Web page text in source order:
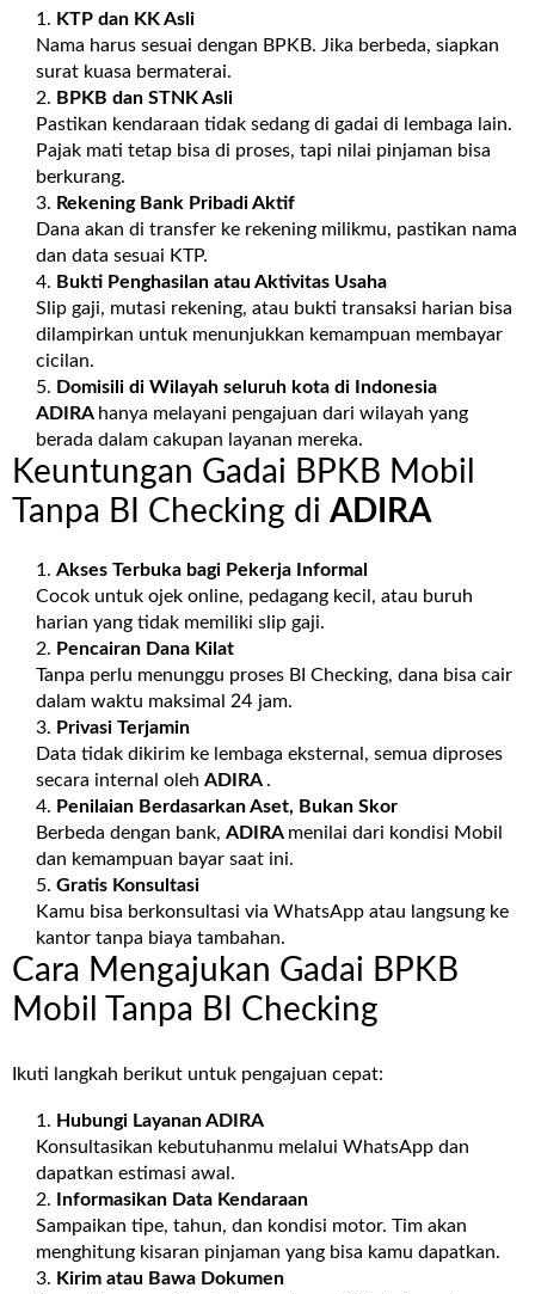
KTP dan KK Asli
Nama harus sesuai dengan BPKB. Jika berbeda, siapkan
surat kuasa bermaterai.
BPKB dan STNK Asli
Pastikan kendaraan tidak sedang di gadai di lembaga lain.
Pajak mati tetap bisa di proses, tapi nilai pinjaman bisa
berkurang.
Rekening Bank Pribadi Aktif
Dana akan di transfer ke rekening milikmu, pastikan nama
dan data sesuai KTP.
Bukti Penghasilan atau Aktivitas Usaha
Slip gaji, mutasi rekening, atau bukti transaksi harian bisa
dilampirkan untuk menunjukkan kemampuan membayar
cicilan.
Domisili di Wilayah seluruh kota di Indonesia
ADIRA hanya melayani pengajuan dari wilayah yang
berada dalam cakupan layanan mereka.
Keuntungan Gadai BPKB Mobil
Tanpa BI Checking di ADIRA
Akses Terbuka bagi Pekerja Informal
Cocok untuk ojek online, pedagang kecil, atau buruh
harian yang tidak memiliki slip gaji.
Pencairan Dana Kilat
Tanpa perlu menunggu proses BI Checking, dana bisa cair
dalam waktu maksimal 24 jam.
Privasi Terjamin
Data tidak dikirim ke lembaga eksternal, semua diproses
secara internal oleh ADIRA .
Penilaian Berdasarkan Aset, Bukan Skor
Berbeda dengan bank, ADIRA menilai dari kondisi Mobil
dan kemampuan bayar saat ini.
Gratis Konsultasi
Kamu bisa berkonsultasi via WhatsApp atau langsung ke
kantor tanpa biaya tambahan.
Cara Mengajukan Gadai BPKB
Mobil Tanpa BI Checking
Ikuti langkah berikut untuk pengajuan cepat:
Hubungi LayananADIRA
Konsultasikan kebutuhanmu melalui WhatsApp dan
dapatkan estimasi awal.
Informasikan Data Kendaraan
Sampaikan tipe, tahun, dan kondisi motor. Tim akan
menghitung kisaran pinjaman yang bisa kamu dapatkan.
Kirim atau Bawa Dokumen